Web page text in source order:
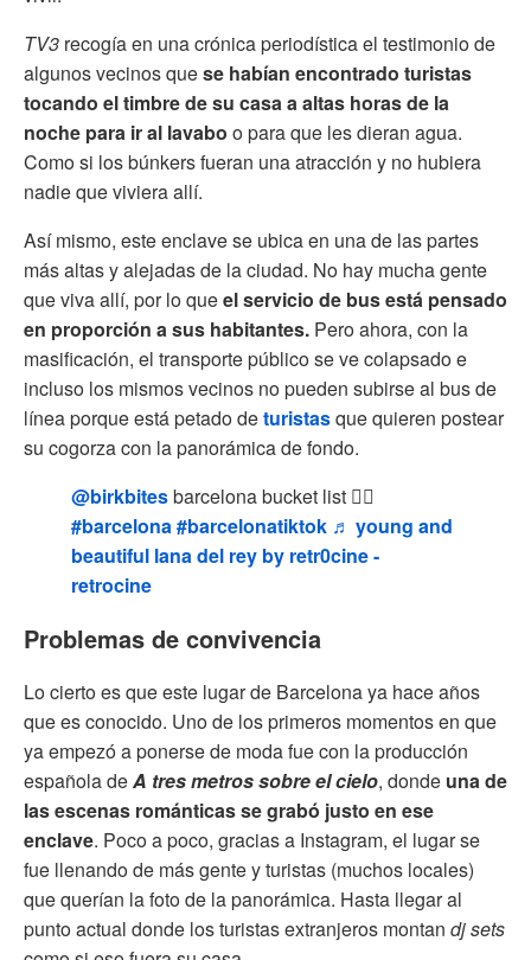
TV3 recogía en una crónica periodística el testimonio de
algunos vecinos quese habían encontrado turistas
tocando el timbre de su casa a altas horas de la
noche para ir al lavabo o para que les dieran agua.
Como si los búnkers fueran una atracción y no hubiera
nadie que viviera allí.
Así mismo, este enclave se ubica en una de las partes
más altas y alejadas de la ciudad. No hay mucha gente
que viva allí, por lo queel servicio de bus está pensado
en proporción a sus habitantes. Pero ahora, con la
masificación, el transporte público se ve colapsado e
incluso los mismos vecinos no pueden subirse al bus de
línea porque está petado deturistasque quieren postear
su cogorza con la panorámica de fondo.
@birkbitesbarcelona bucket list ✍🏼
#barcelona#barcelonatiktok ♬ young and
beautiful lana del rey by retr0cine -
retrocine
Problemas de convivencia
Lo cierto es que este lugar de Barcelona ya hace años
que es conocido. Uno de los primeros momentos en que
ya empezó a ponerse de moda fue con la producción
española deA tres metros sobre el cielo, donde una de
las escenas románticas se grabó justo en ese
enclave. Poco a poco, gracias a Instagram, el lugar se
fue llenando de más gente y turistas (muchos locales)
que querían la foto de la panorámica. Hasta llegar al
punto actual donde los turistas extranjeros montan dj sets